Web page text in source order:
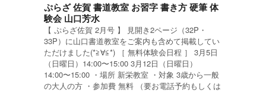
ぷらざ 佐賀 書道教室 お習字 書き方 硬筆 体
験会 山口芳水
【 ぷらざ佐賀 2月号 】 見開き2ページ（32P・
33P）に山口書道教室をご案内も含めて掲載してい
ただけました(*≧∀≦*) ［ 無料体験会日程 ］ 3月5日
（日曜日）14:00〜15:00 3月12日（日曜日）
14:00〜15:00 ・場所 新栄教室 ・対象 3歳から一般
の大人の方 ・参加費 無料 （要お電話予約もしくは